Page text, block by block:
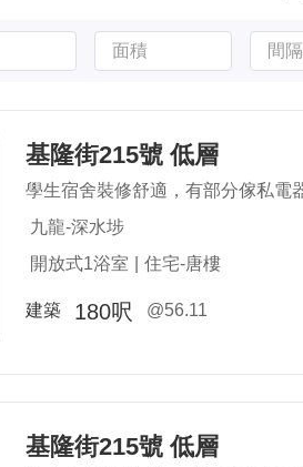
面積 間隔
基隆街215號 低層
學生宿舍裝修舒適，有部分傢私電
九龍-深水埗
開放式1浴室
住宅-唐樓
建築 180呎 @56.11
基隆街215號 低層